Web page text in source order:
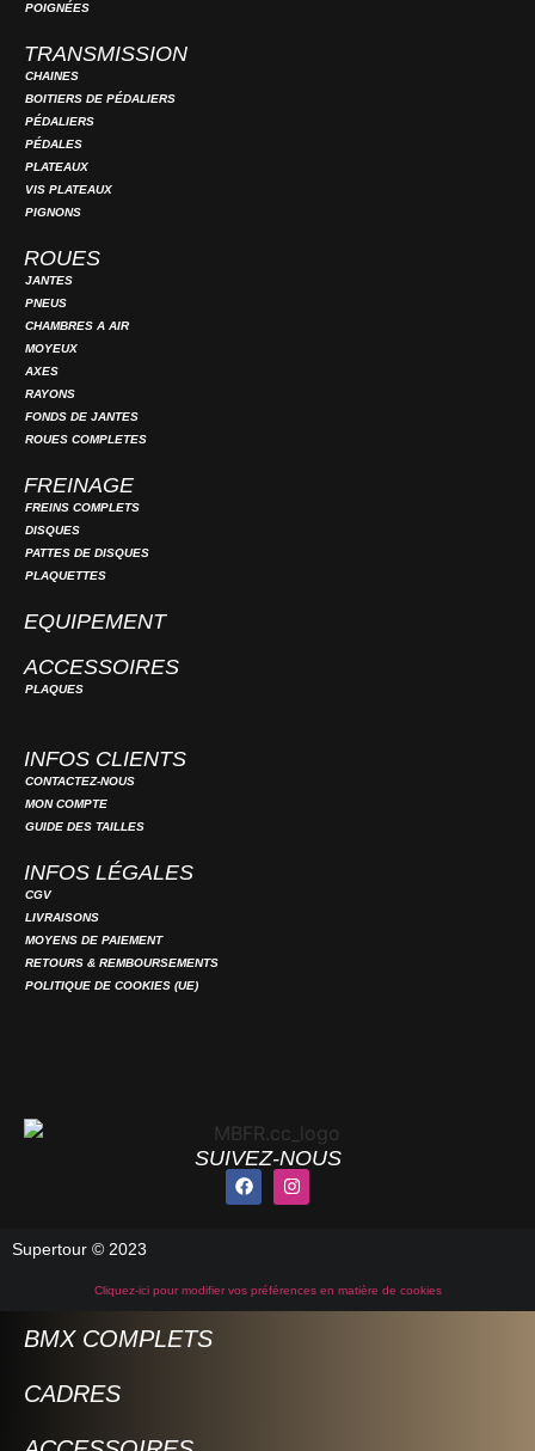
POIGNÉES
TRANSMISSION
CHAINES
BOITIERS DE PÉDALIERS
PÉDALIERS
PÉDALES
PLATEAUX
VIS PLATEAUX
PIGNONS
ROUES
JANTES
PNEUS
CHAMBRES A AIR
MOYEUX
AXES
RAYONS
FONDS DE JANTES
ROUES COMPLETES
FREINAGE
FREINS COMPLETS
DISQUES
PATTES DE DISQUES
PLAQUETTES
EQUIPEMENT
ACCESSOIRES
PLAQUES
INFOS CLIENTS
CONTACTEZ-NOUS
MON COMPTE
GUIDE DES TAILLES
INFOS LÉGALES
CGV
LIVRAISONS
MOYENS DE PAIEMENT
RETOURS & REMBOURSEMENTS
POLITIQUE DE COOKIES (UE)
SUIVEZ-NOUS
Supertour © 2023
Cliquez-ici pour modifier vos préférences en matière de cookies
BMX COMPLETS
CADRES